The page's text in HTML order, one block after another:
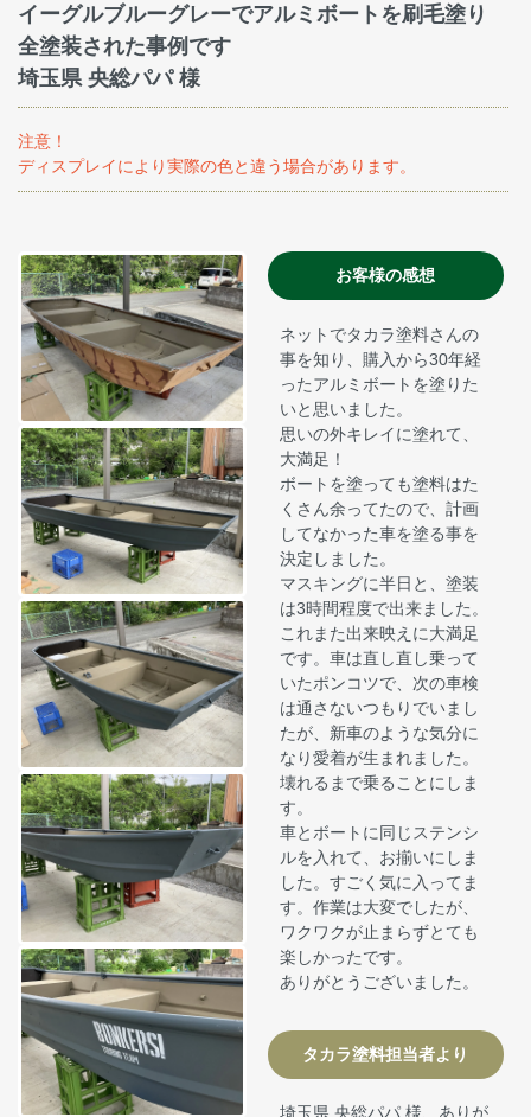
イーグルブルーグレーでアルミボートを刷毛塗り
全塗装された事例です
埼玉県 央総パパ 様
注意！
ディスプレイにより実際の色と違う場合があります。
お客様の感想
ネットでタカラ塗料さんの
事を知り、購入から30年経
ったアルミボートを塗りた
いと思いました。
思いの外キレイに塗れて、
大満足！
ボートを塗っても塗料はた
くさん余ってたので、計画
してなかった車を塗る事を
決定しました。
マスキングに半日と、塗装
は3時間程度で出来ました。
これまた出来映えに大満足
です。車は直し直し乗って
いたポンコツで、次の車検
は通さないつもりでいまし
たが、新車のような気分に
なり愛着が生まれました。
壊れるまで乗ることにしま
す。
車とボートに同じステンシ
ルを入れて、お揃いにしま
した。すごく気に入ってま
す。作業は大変でしたが、
ワクワクが止まらずとても
楽しかったです。
ありがとうございました。
タカラ塗料担当者より
埼玉県 央総パパ 様、ありが